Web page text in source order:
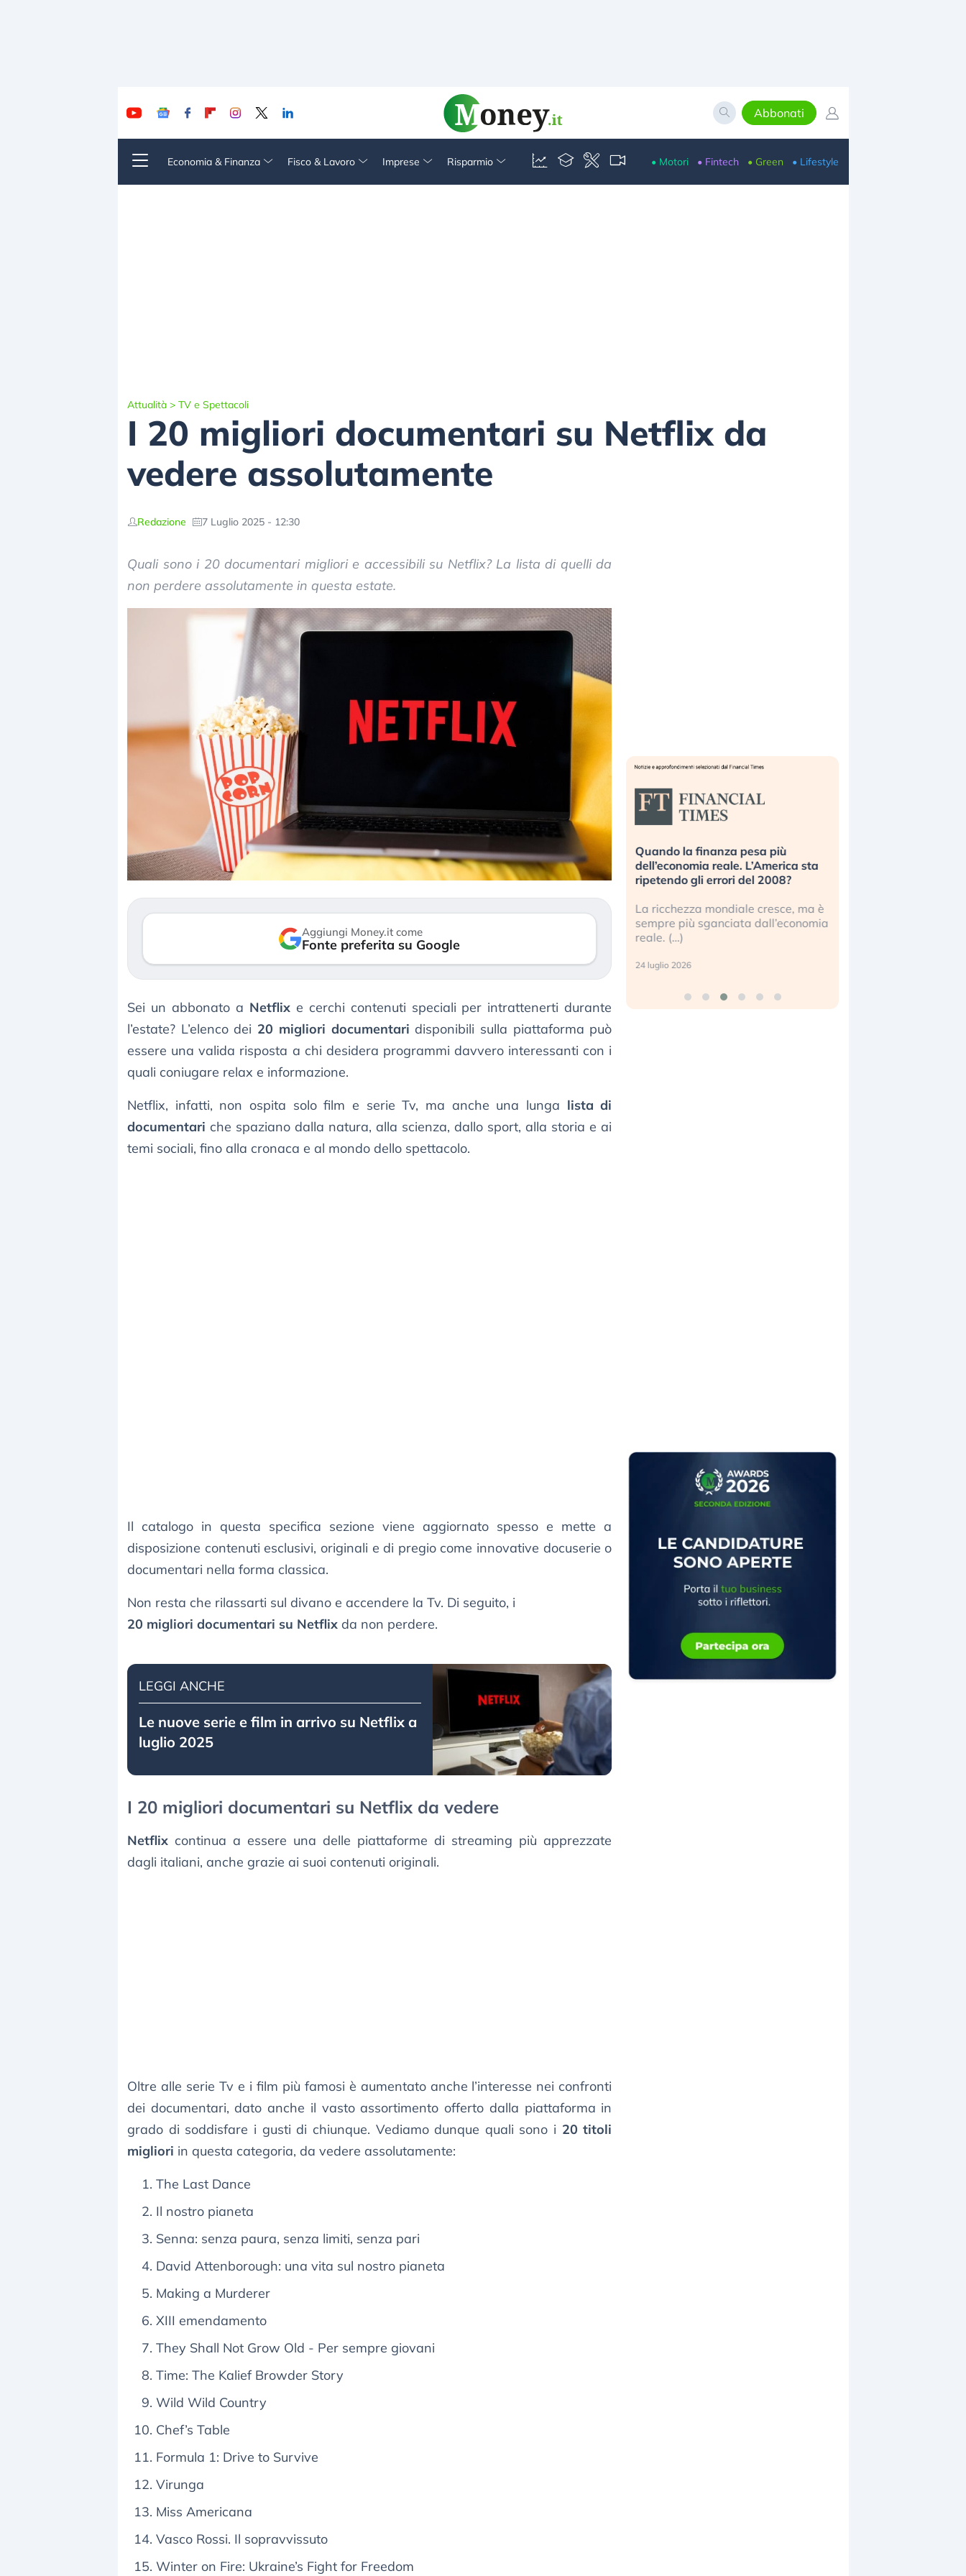
Abbonati
Economia & Finanza Fisco & Lavoro Imprese Risparmio • Motori • Fintech • Green • Lifestyle
Attualità > TV e Spettacoli
I 20 migliori documentari su Netflix da
vedere assolutamente
Redazione 7 Luglio 2025 - 12:30
Quali sono i 20 documentari migliori e accessibili su Netflix? La lista di quelli da
non perdere assolutamente in questa estate.
Aggiungi Money.it come
Fonte preferita su Google
Sei un abbonato a Netflixe cerchi contenuti speciali per intrattenerti durante
l’estate? L’elenco dei 20 migliori documentari disponibili sulla piattaforma può
essere una valida risposta a chi desidera programmi davvero interessanti con i
quali coniugare relax e informazione.
Netflix, infatti, non ospita solo film e serie Tv, ma anche una lunga lista di
documentari che spaziano dalla natura, alla scienza, dallo sport, alla storia e ai
temi sociali, fino alla cronaca e al mondo dello spettacolo.
Il catalogo in questa specifica sezione viene aggiornato spesso e mette a
disposizione contenuti esclusivi, originali e di pregio come innovative docuserie o
documentari nella forma classica.
Non resta che rilassarti sul divano e accendere la Tv. Di seguito, i
20 migliori documentari su Netflix da non perdere.
LEGGI ANCHE
Le nuove serie e film in arrivo su Netflix a
luglio 2025
I 20 migliori documentari su Netflix da vedere
Netflix continua a essere una delle piattaforme di streaming più apprezzate
dagli italiani, anche grazie ai suoi contenuti originali.
Oltre alle serie Tv e i film più famosi è aumentato anche l’interesse nei confronti
dei documentari, dato anche il vasto assortimento offerto dalla piattaforma in
grado di soddisfare i gusti di chiunque. Vediamo dunque quali sono i 20 titoli
migliori in questa categoria, da vedere assolutamente:
The Last Dance
Il nostro pianeta
Senna: senza paura, senza limiti, senza pari
David Attenborough: una vita sul nostro pianeta
Making a Murderer
XIII emendamento
They Shall Not Grow Old - Per sempre giovani
Time: The Kalief Browder Story
Wild Wild Country
Chef’s Table
Formula 1: Drive to Survive
Virunga
Miss Americana
Vasco Rossi. Il sopravvissuto
Winter on Fire: Ukraine’s Fight for Freedom
Dalle valutazioni estreme alla
correzione. Cosa sta guidando il
repricing degli asset?
3 agosto 2026
«La mia vita è rovinata». Investitori
in preda al panico dopo lo scoppio
della bolla AI
Kospi, mentre gli investitori retail (…)
30 luglio 2026
Quando la finanza pesa più
dell’economia reale. L’America sta
ripetendo gli errori del 2008?
La ricchezza mondiale cresce, ma è
sempre più sganciata dall’economia
reale. (…)
24 luglio 2026